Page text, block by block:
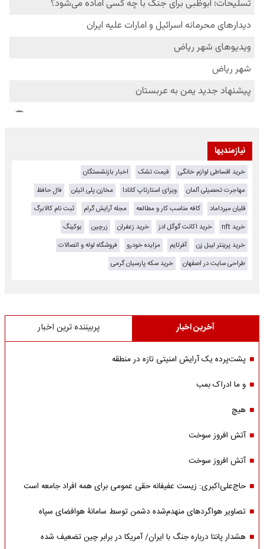
نیازمندیها
خرید اقساطی لوازم خانگی قیمت تشک
اخبار بازنشستگان
مهاجرت تحصیلی آلمان
ویزای استارتاپ کانادا مخازن پلی اتیلن
فال حافظ
قلیان میرداماد
کافه مناسب کار و مطالعه مجله آرایش گرام
ثبت نام کالابرگ
خرید nft
خرید اکانت گوگل ادز خرید زعفران زرچین
بوکینگ
خرید پرینتر لیبل زن
آفرتایم مزایده خودرو
فروشگاه لوله و اتصالات
طراحی سایت در اصفهان
خرید سکه پارسیان گرمی
آخرین اخبار پربیننده ترین اخبار
پشت‌پرده یک آرایش امنیتی تازه در منطقه
و ما ادراک بمب
هیچ
آتش افروز سوخت
آتش افروز سوخت
حاج‌علی‌اکبری: زیست عفیفانه حقی عمومی برای همه افراد جامعه است
تصاویر هواگردهای منهدم‌شده دشمن توسط سامانۀ هوافضای سپاه
هشدار پانتا درباره جنگ با ایران/ آمریکا در برابر چین تضعیف شده